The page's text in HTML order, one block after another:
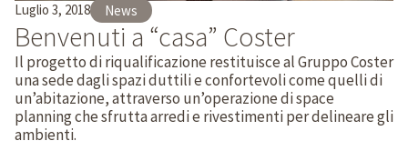
Luglio 3, 2018 News
Benvenuti a “casa” Coster
Il progetto di riqualificazione restituisce al Gruppo Coster
una sede dagli spazi duttili e confortevoli come quelli di
un’abitazione, attraverso un’operazione di space
planning che sfrutta arredi e rivestimenti per delineare gli
ambienti.